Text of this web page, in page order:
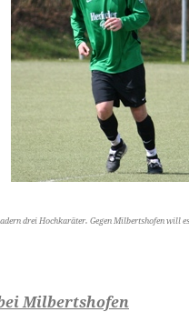
drei Hochkaräter. Gegen Milbertshofen will
Milbertshofen